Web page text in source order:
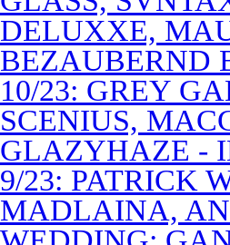
DELUXXE,
BEZAUBERND
10/23: GREY
SCENIUS,
GLAZYHAZE -
9/23: PATRICK
MADLAINA,